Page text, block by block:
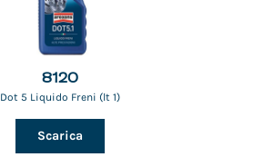
8120
Dot 5 Liquido Freni (lt 1)
Scarica